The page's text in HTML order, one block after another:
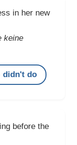
in her new
keine
didn't do
before the